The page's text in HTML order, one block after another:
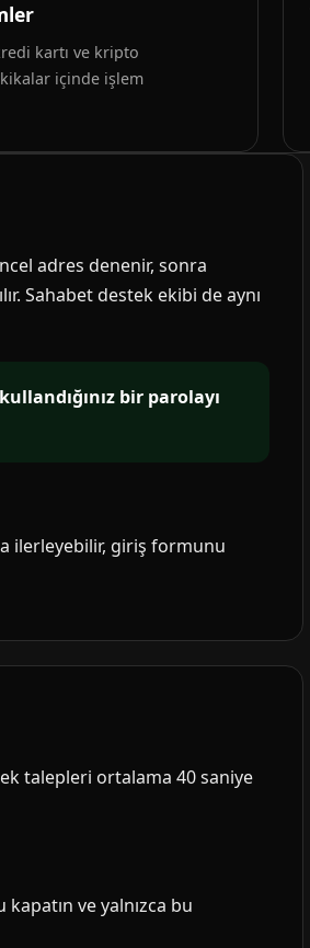
kartı ve kripto
içinde işlem
adres denenir, sonra
Sahabet destek ekibi de aynı
bir parolayı
ilerleyebilir, giriş formunu
talepleri ortalama 40 saniye
ve yalnızca bu